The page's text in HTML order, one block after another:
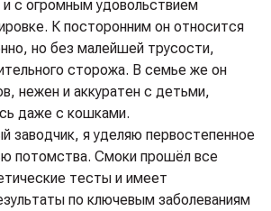
и с огромным удовольствием
К посторонним он относится
но без малейшей трусости,
сторожа. В семье же он
нежен и аккуратен с детьми,
даже с кошками.
заводчик, я уделяю первостепенное
потомства. Смоки прошёл все
тесты и имеет
по ключевым заболеваниям